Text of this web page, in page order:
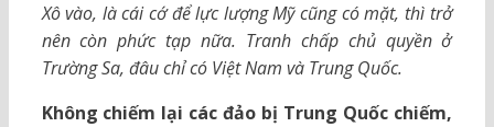
Xô vào, là cái cớ để lực lượng Mỹ cũng có mặt, thì trở
nên còn phức tạp nữa. Tranh chấp chủ quyền ở
Trường Sa, đâu chỉ có Việt Nam và Trung Quốc.
Không chiếm lại các đảo bị Trung Quốc chiếm,